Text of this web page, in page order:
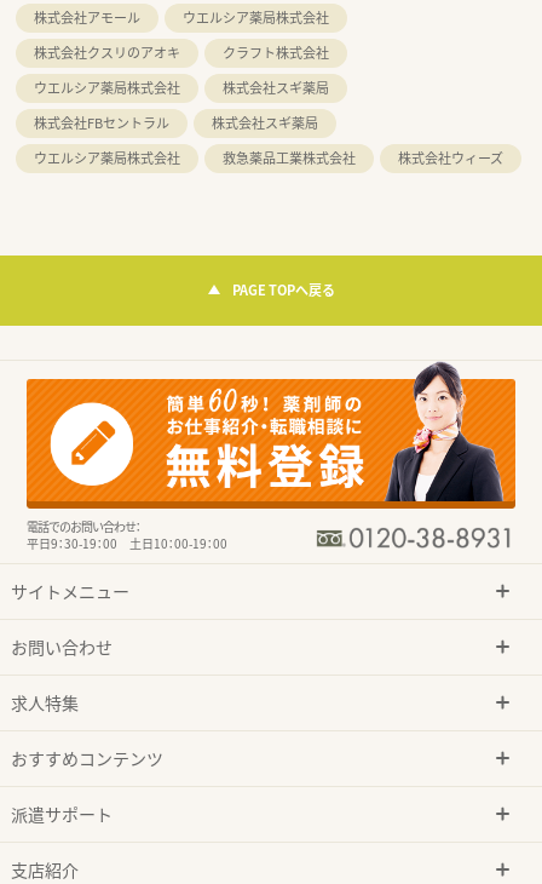
株式会社アモール
ウエルシア薬局株式会社
株式会社クスリのアオキ
クラフト株式会社
ウエルシア薬局株式会社
株式会社スギ薬局
株式会社FBセントラル
株式会社スギ薬局
ウエルシア薬局株式会社
救急薬品工業株式会社 株式会社ウィーズ
PAGE TOPへ戻る
電話でのお問い合わせ：
平日9：30-19：00 土日10：00-19：00
サイトメニュー
お問い合わせ
求人特集
おすすめコンテンツ
派遣サポート
支店紹介